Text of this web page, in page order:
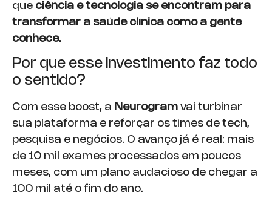
que ciência e tecnologia se encontram para
transformar a saúde clínica como a gente
conhece.
Por que esse investimento faz todo
o sentido?
Com esse boost, a Neurogram vai turbinar
sua plataforma e reforçar os times de tech,
pesquisa e negócios. O avanço já é real: mais
de 10 mil exames processados em poucos
meses, com um plano audacioso de chegar a
100 mil até o fim do ano.